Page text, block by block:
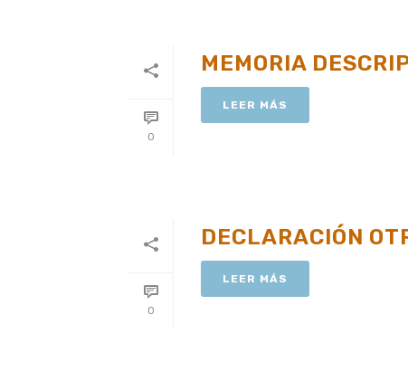
0
MEMORIA
LEER MÁS
0
DECLARACIÓN
LEER MÁS